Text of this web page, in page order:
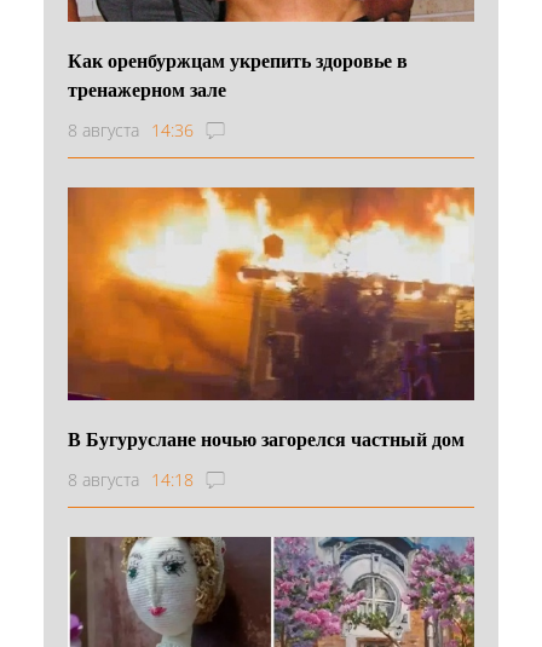
Как оренбуржцам укрепить здоровье в
тренажерном зале
8 августа 14:36
В Бугуруслане ночью загорелся частный дом
8 августа 14:18